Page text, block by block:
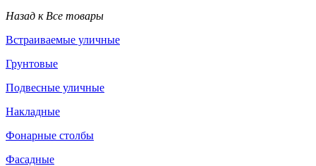
Назад к Все товары
Встраиваемые уличные
Грунтовые
Подвесные уличные
Накладные
Фонарные столбы
Фасадные